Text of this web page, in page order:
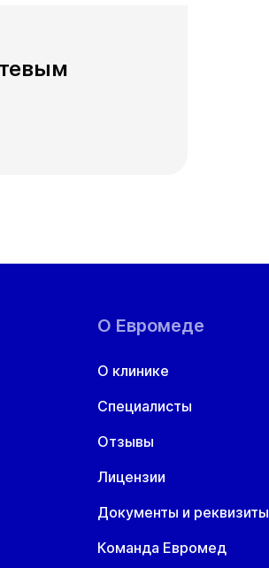
О Евромеде
О клинике
Специалисты
Отзывы
Лицензии
Документы и реквизиты
Команда Евромед